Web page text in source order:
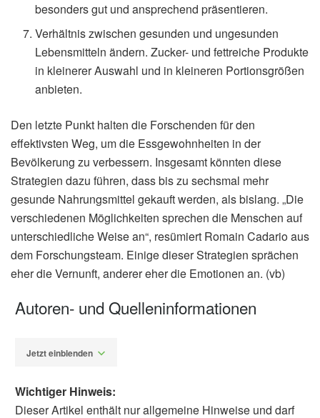
besonders gut und ansprechend präsentieren.
Verhältnis zwischen gesunden und ungesunden
Lebensmitteln ändern. Zucker- und fettreiche Produkte
in kleinerer Auswahl und in kleineren Portionsgrößen
anbieten.
Den letzte Punkt halten die Forschenden für den
effektivsten Weg, um die Essgewohnheiten in der
Bevölkerung zu verbessern. Insgesamt könnten diese
Strategien dazu führen, dass bis zu sechsmal mehr
gesunde Nahrungsmittel gekauft werden, als bislang. „Die
verschiedenen Möglichkeiten sprechen die Menschen auf
unterschiedliche Weise an“, resümiert Romain Cadario aus
dem Forschungsteam. Einige dieser Strategien sprächen
eher die Vernunft, anderer eher die Emotionen an. (vb)
Autoren- und Quelleninformationen
Jetzt einblenden
Wichtiger Hinweis:
Dieser Artikel enthält nur allgemeine Hinweise und darf